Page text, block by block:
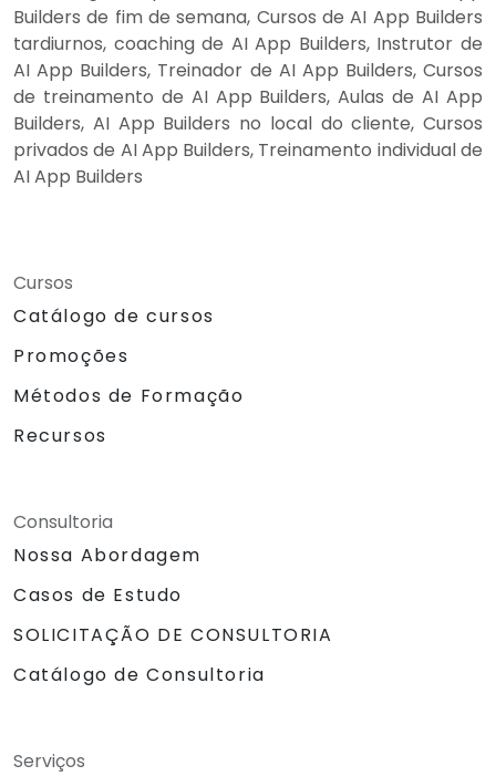
Builders de fim de semana, Cursos de AI App Builders
tardiurnos, coaching de AI App Builders, Instrutor de
AI App Builders, Treinador de AI App Builders, Cursos
de treinamento de AI App Builders, Aulas de AI App
Builders, AI App Builders no local do cliente, Cursos
privados de AI App Builders, Treinamento individual de
AI App Builders
Cursos
Catálogo de cursos
Promoções
Métodos de Formação
Recursos
Consultoria
Nossa Abordagem
Casos de Estudo
SOLICITAÇÃO DE CONSULTORIA
Catálogo de Consultoria
Serviços